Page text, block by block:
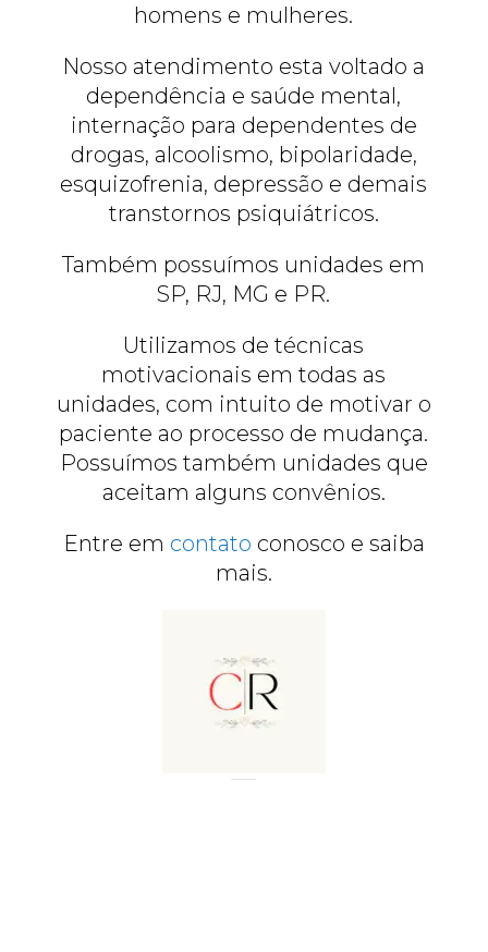
homens e mulheres.
Nosso atendimento esta voltado a
dependência e saúde mental,
internação para dependentes de
drogas, alcoolismo, bipolaridade,
esquizofrenia, depressão e demais
transtornos psiquiátricos.
Também possuímos unidades em
SP, RJ, MG e PR.
Utilizamos de técnicas
motivacionais em todas as
unidades, com intuito de motivar o
paciente ao processo de mudança.
Possuímos também unidades que
aceitam alguns convênios.
Entre em contato conosco e saiba
mais.